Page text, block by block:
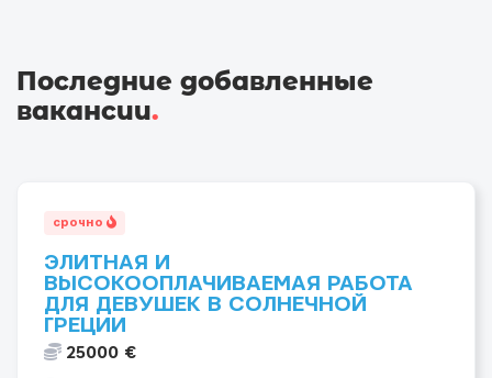
Последние добавленные
вакансии.
срочно
ЭЛИТНАЯ И
ВЫСОКООПЛАЧИВАЕМАЯ РАБОТА
ДЛЯ ДЕВУШЕК В СОЛНЕЧНОЙ
ГРЕЦИИ
25000 €